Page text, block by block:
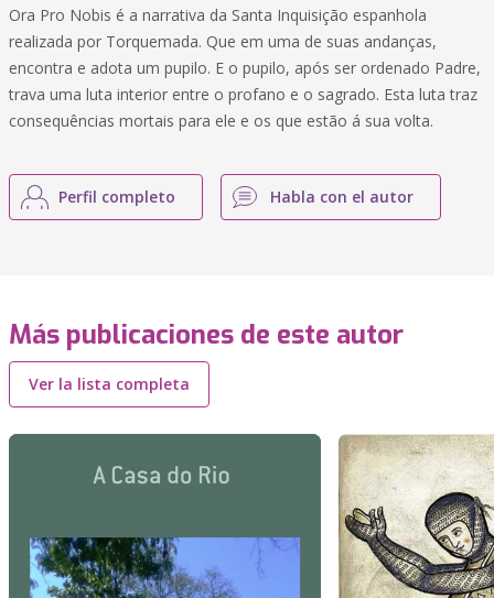
Ora Pro Nobis é a narrativa da Santa Inquisição espanhola
realizada por Torquemada. Que em uma de suas andanças,
encontra e adota um pupilo. E o pupilo, após ser ordenado Padre,
trava uma luta interior entre o profano e o sagrado. Esta luta traz
consequências mortais para ele e os que estão á sua volta.
Perfil completo Habla con el autor
Más publicaciones de este autor
Ver la lista completa